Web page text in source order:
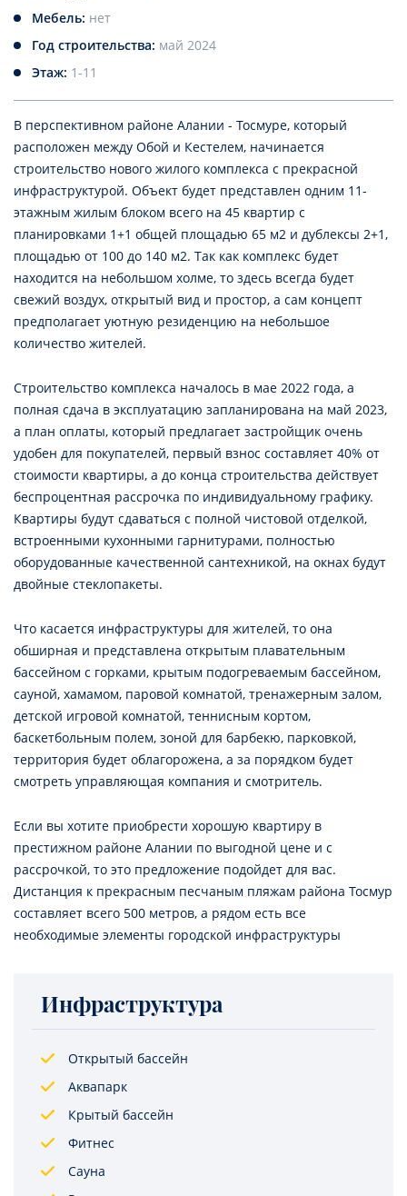
Мебель: нет
Год строительства: май 2024
Этаж: 1-11
В перспективном районе Алании - Тосмуре, который
расположен между Обой и Кестелем, начинается
строительство нового жилого комплекса с прекрасной
инфраструктурой. Объект будет представлен одним 11-
этажным жилым блоком всего на 45 квартир с
планировками 1+1 общей площадью 65 м2 и дублексы 2+1,
площадью от 100 до 140 м2. Так как комплекс будет
находится на небольшом холме, то здесь всегда будет
свежий воздух, открытый вид и простор, а сам концепт
предполагает уютную резиденцию на небольшое
количество жителей.
Строительство комплекса началось в мае 2022 года, а
полная сдача в эксплуатацию запланирована на май 2023,
а план оплаты, который предлагает застройщик очень
удобен для покупателей, первый взнос составляет 40% от
стоимости квартиры, а до конца строительства действует
беспроцентная рассрочка по индивидуальному графику.
Квартиры будут сдаваться с полной чистовой отделкой,
встроенными кухонными гарнитурами, полностью
оборудованные качественной сантехникой, на окнах будут
двойные стеклопакеты.
Что касается инфраструктуры для жителей, то она
обширная и представлена открытым плавательным
бассейном с горками, крытым подогреваемым бассейном,
сауной, хамамом, паровой комнатой, тренажерным залом,
детской игровой комнатой, теннисным кортом,
баскетбольным полем, зоной для барбекю, парковкой,
территория будет облагорожена, а за порядком будет
смотреть управляющая компания и смотритель.
Если вы хотите приобрести хорошую квартиру в
престижном районе Алании по выгодной цене и с
рассрочкой, то это предложение подойдет для вас.
Дистанция к прекрасным песчаным пляжам района Тосмур
составляет всего 500 метров, а рядом есть все
необходимые элементы городской инфраструктуры
Инфраструктура
Открытый бассейн
Аквапарк
Крытый бассейн
Фитнес
Сауна